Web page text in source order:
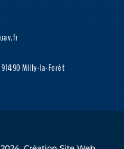
91490 Milly-la-Forêt